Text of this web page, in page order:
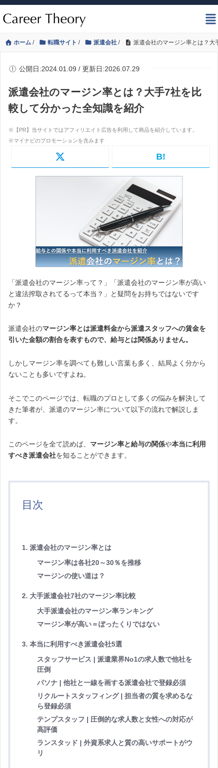
ホーム / 転職サイト / 派遣会社 / 派遣会社のマージン率とは？
公開日:2024.01.09 / 更新日:2026.07.29
派遣会社のマージン率とは？大手7社を比
較して分かった全知識を紹介
B!
「派遣会社のマージン率って？」「派遣会社のマージン率が高い
と違法搾取されてるって本当？」と疑問をお持ちではないです
か？
派遣会社のマージン率とは派遣料金から派遣スタッフへの賃金を
引いた金額の割合を表すもので、給与とは関係ありません。
しかしマージン率を調べても難しい言葉も多く、結局よく分から
ないことも多いですよね。
そこでこのページでは、転職のプロとして多くの悩みを解決して
きた筆者が、派遣のマージン率について以下の流れで解説しま
す。
このページを全て読めば、 マージン率と給与の関係や本当に利用
すべき派遣会社を知ることができます。
目次
1. 派遣会社のマージン率とは
マージン率は各社20～30％を推移
マージンの使い道は？
2. 大手派遣会社7社のマージン率比較
大手派遣会社のマージン率ランキング
マージン率が高い＝ぼったくりではない
3. 本当に利用すべき派遣会社5選
スタッフサービス | 派遣業界No1の求人数で他社を
圧倒
パソナ | 他社と一線を画する派遣会社で登録必須
リクルートスタッフィング | 担当者の質を求めるな
ら登録必須
テンプスタッフ | 圧倒的な求人数と女性への対応が
高評価
ランスタッド | 外資系求人と質の高いサポートがウ
リ